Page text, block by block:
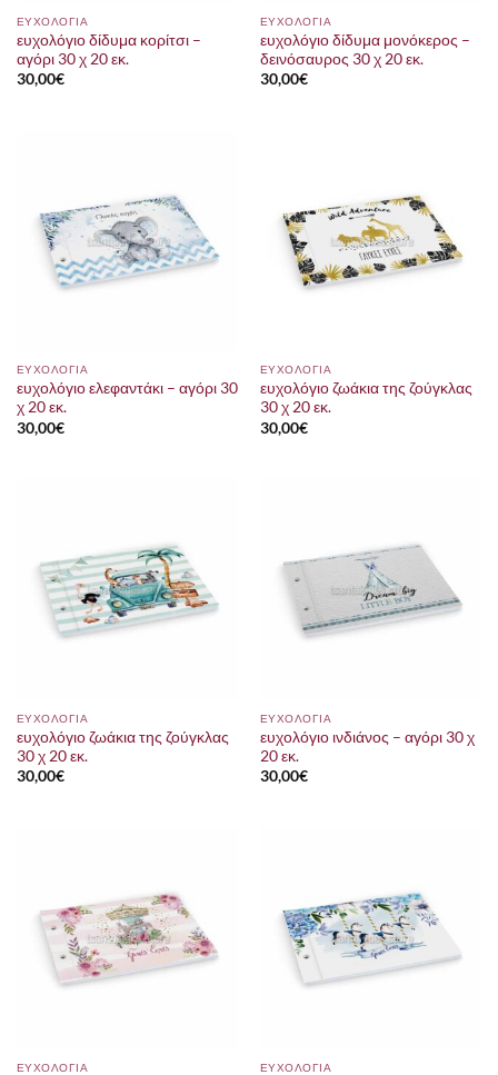
ΕΥΧΟΛΟΓΙΑ
ευχολόγιο δίδυμα κορίτσι –
αγόρι 30 χ 20 εκ.
30,00€
ΕΥΧΟΛΟΓΙΑ
ευχολόγιο δίδυμα μονόκερος –
δεινόσαυρος 30 χ 20 εκ.
30,00€
ΕΥΧΟΛΟΓΙΑ
ευχολόγιο ελεφαντάκι – αγόρι 30
χ 20 εκ.
30,00€
ΕΥΧΟΛΟΓΙΑ
ευχολόγιο ζωάκια της ζούγκλας
30 χ 20 εκ.
30,00€
ΕΥΧΟΛΟΓΙΑ
ευχολόγιο ζωάκια της ζούγκλας
30 χ 20 εκ.
30,00€
ΕΥΧΟΛΟΓΙΑ
ευχολόγιο ινδιάνος – αγόρι 30 χ
20 εκ.
30,00€
ΕΥΧΟΛΟΓΙΑ ΕΥΧΟΛΟΓΙΑ